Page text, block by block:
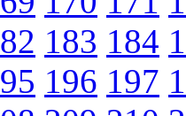
183 184
196 197